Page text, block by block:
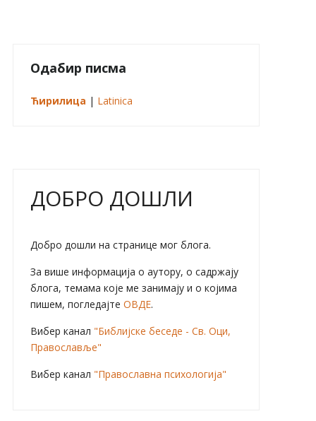
Одабир писма
Ћирилица | Latinica
ДОБРО ДОШЛИ
Добро дошли на странице мог блога.
За више информација о аутору, о садржају
блога, темама које ме занимају и о којима
пишем, погледајте ОВДЕ.
Вибер канал "Библијске беседе - Св. Оци,
Православље"
Вибер канал "Православна психологија"